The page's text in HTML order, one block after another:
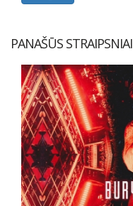
PANAŠŪS STRAIPSNIAI